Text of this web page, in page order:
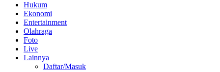
Hukum
Ekonomi
Entertainment
Olahraga
Foto
Live
Lainnya
Daftar/Masuk